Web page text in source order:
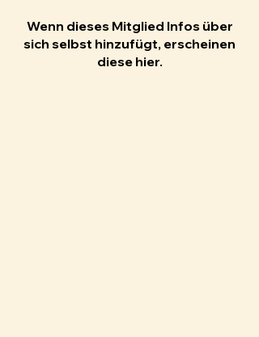
Wenn dieses Mitglied Infos über
sich selbst hinzufügt, erscheinen
diese hier.